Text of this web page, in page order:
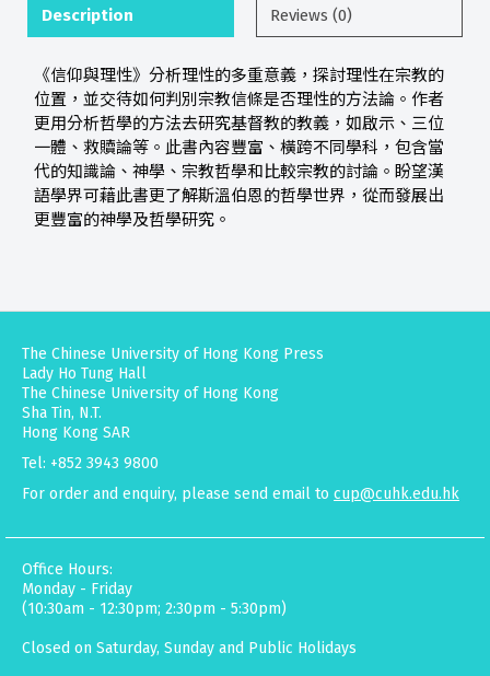
Description Reviews (0)
《信仰與理性》分析理性的多重意義，探討理性在宗教的
位置，並交待如何判別宗教信條是否理性的方法論。作者
更用分析哲學的方法去研究基督教的教義，如啟示、三位
一體、救贖論等。此書內容豐富、橫跨不同學科，包含當
代的知識論、神學、宗教哲學和比較宗教的討論。盼望漢
語學界可藉此書更了解斯溫伯恩的哲學世界，從而發展出
更豐富的神學及哲學研究。
The Chinese University of Hong Kong Press
Lady Ho Tung Hall
The Chinese University of Hong Kong
Sha Tin, N.T.
Hong Kong SAR
Tel: +852 3943 9800
For order and enquiry, please send email to cup@cuhk.edu.hk
Office Hours:
Monday - Friday
(10:30am - 12:30pm; 2:30pm - 5:30pm)
Closed on Saturday, Sunday and Public Holidays